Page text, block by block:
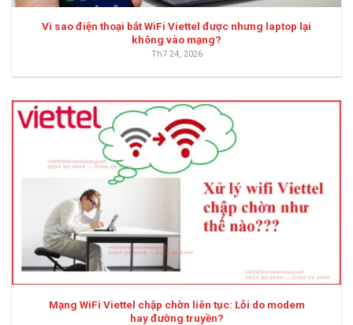
Vì sao điện thoại bắt WiFi Viettel được nhưng laptop lại
không vào mạng?
Th7 24, 2026
Mạng WiFi Viettel chập chờn liên tục: Lỗi do modem
hay đường truyền?